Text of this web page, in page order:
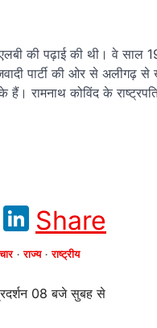
की पढ़ाई की थी। वे
पार्टी की ओर से अलीगढ़
रामनाथ कोविंद के
EmailLinkedIn
Share
राज्य राष्ट्रीय
08 बजे सुबह से